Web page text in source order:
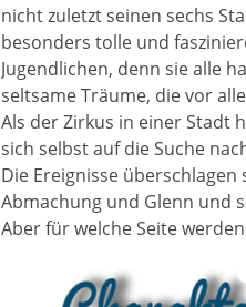
nicht zuletzt seinen sechs
besonders tolle und
Jugendlichen, denn sie alle
seltsame Träume, die vor
Als der Zirkus in einer Stadt
sich selbst auf die Suche
Die Ereignisse
Abmachung und Glenn und
Aber für welche Seite